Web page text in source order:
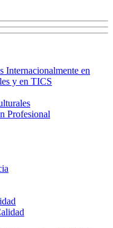
Internacionalmente en
y en TICS
Profesional